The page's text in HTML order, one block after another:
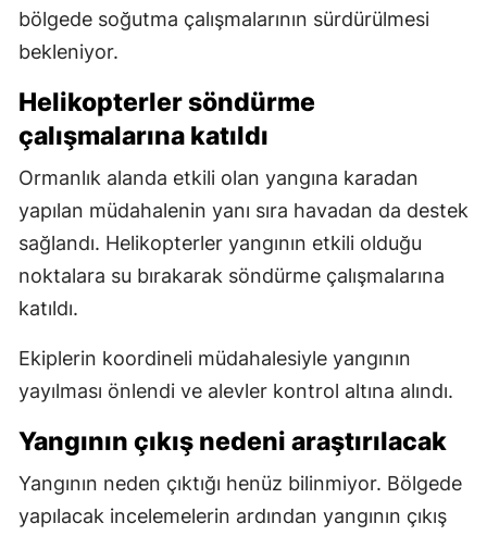
bölgede soğutma çalışmalarının sürdürülmesi
bekleniyor.
Helikopterler söndürme
çalışmalarına katıldı
Ormanlık alanda etkili olan yangına karadan
yapılan müdahalenin yanı sıra havadan da destek
sağlandı. Helikopterler yangının etkili olduğu
noktalara su bırakarak söndürme çalışmalarına
katıldı.
Ekiplerin koordineli müdahalesiyle yangının
yayılması önlendi ve alevler kontrol altına alındı.
Yangının çıkış nedeni araştırılacak
Yangının neden çıktığı henüz bilinmiyor. Bölgede
yapılacak incelemelerin ardından yangının çıkış